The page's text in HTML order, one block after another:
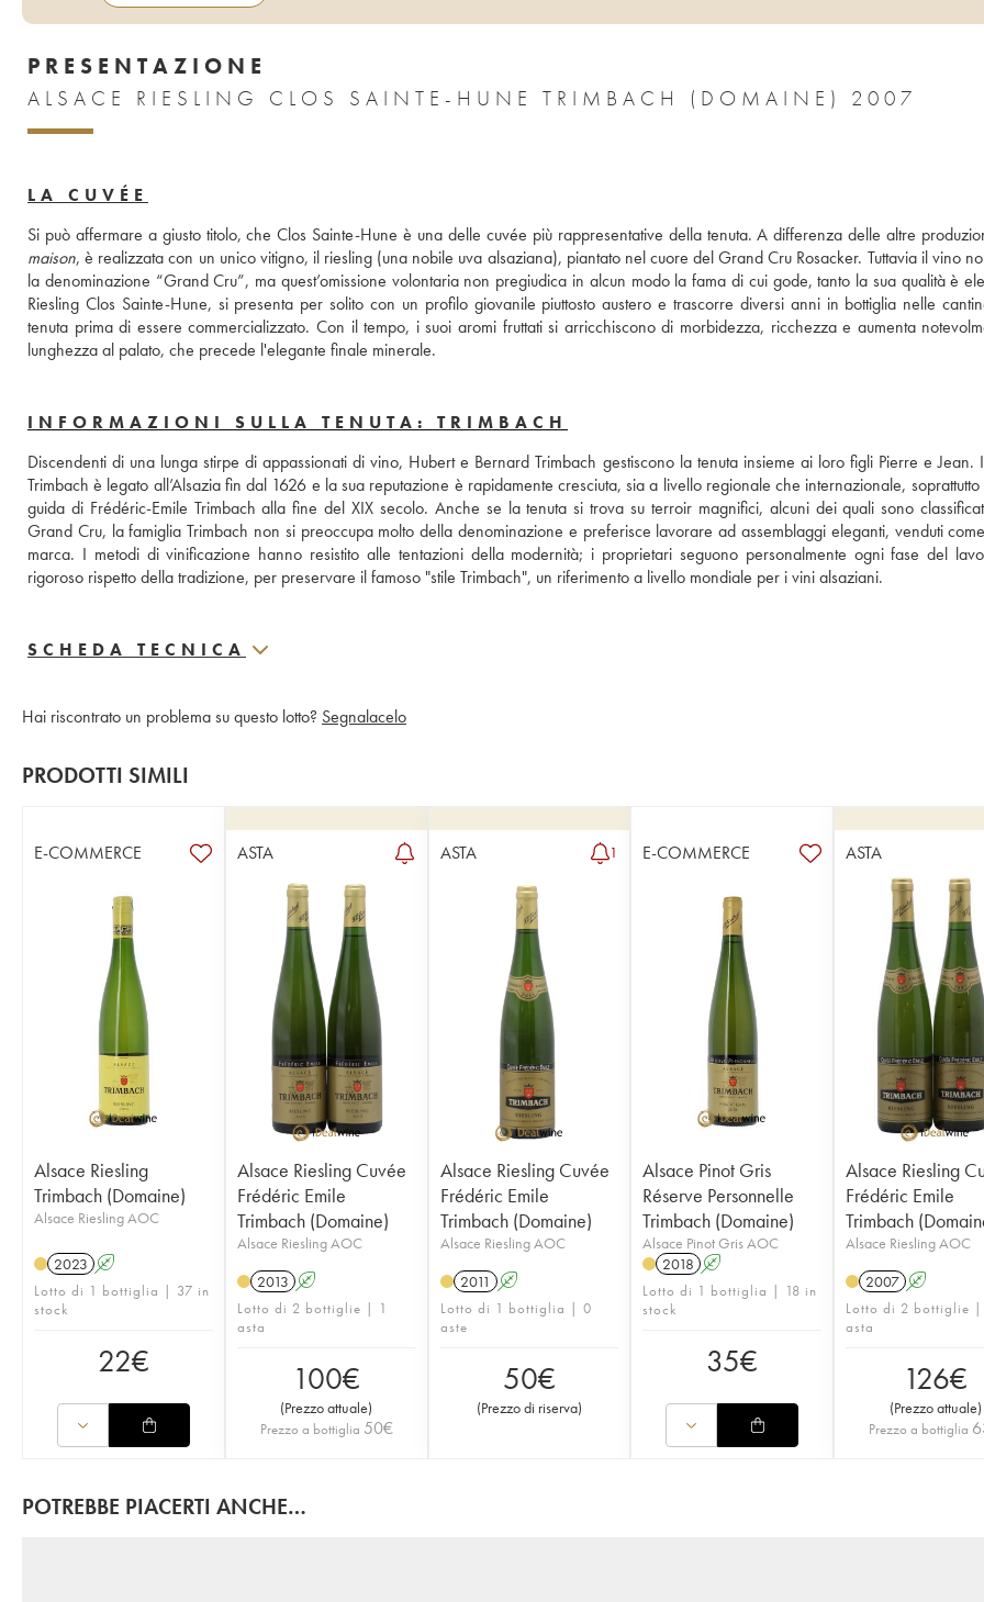
PRESENTAZIONE
ALSACE RIESLING CLOS SAINTE-HUNE TRIMBACH (DOMAINE) 2007
LA CUVÉE
maison, è realizzata con un unico vitigno, il riesling (una nobile uva alsaziana), piantato nel cuore del Grand Cru Rosacker. Tuttavia il vino
la denominazione “Grand Cru”, ma quest’omissione volontaria non pregiudica in alcun modo la fama di cui gode, tanto la sua qualità è
Riesling Clos Sainte-Hune, si presenta per solito con un profilo giovanile piuttosto austero e trascorre diversi anni in bottiglia nelle
tenuta prima di essere commercializzato. Con il tempo, i suoi aromi fruttati si arricchiscono di morbidezza, ricchezza e aumenta
lunghezza al palato, che precede l'elegante finale minerale.
INFORMAZIONI SULLA TENUTA: TRIMBACH
Discendenti di una lunga stirpe di appassionati di vino, Hubert e Bernard Trimbach gestiscono la tenuta insieme ai loro figli Pierre e Jean.
Trimbach è legato all’Alsazia fin dal 1626 e la sua reputazione è rapidamente cresciuta, sia a livello regionale che internazionale, soprattutto
guida di Frédéric-Emile Trimbach alla fine del XIX secolo. Anche se la tenuta si trova su terroir magnifici, alcuni dei quali sono
Grand Cru, la famiglia Trimbach non si preoccupa molto della denominazione e preferisce lavorare ad assemblaggi eleganti, venduti
marca. I metodi di vinificazione hanno resistito alle tentazioni della modernità; i proprietari seguono personalmente ogni fase del
rigoroso rispetto della tradizione, per preservare il famoso "stile Trimbach", un riferimento a livello mondiale per i vini alsaziani.
SCHEDA TECNICA
Hai riscontrato un problema su questo lotto? Segnalacelo
PRODOTTI SIMILI
E-COMMERCE
Alsace Riesling
Trimbach (Domaine)
Alsace Riesling AOC
2023 A
Lotto di 1 bottiglia | 37 in
stock
22€
ASTA
Alsace Riesling Cuvée
Frédéric Emile
Trimbach (Domaine)
Alsace Riesling AOC
2013 A
Lotto di 2 bottiglie | 1
asta
100€
(Prezzo attuale)
Prezzo a bottiglia 50€
ASTA 1
Alsace Riesling Cuvée
Frédéric Emile
Trimbach (Domaine)
Alsace Riesling AOC
2011 A
Lotto di 1 bottiglia | 0
aste
50€
(Prezzo di riserva)
E-COMMERCE
Alsace Pinot Gris
Réserve Personnelle
Trimbach (Domaine)
Alsace Pinot Gris AOC
2018 A
Lotto di 1 bottiglia | 18 in
stock
35€
ASTA
Alsace Riesling
Frédéric Emile
Trimbach
Alsace Riesling AOC
2007 A
Lotto di 2 bottiglie |
asta
126€
(Prezzo attuale)
Prezzo a bottiglia
POTREBBE PIACERTI ANCHE…